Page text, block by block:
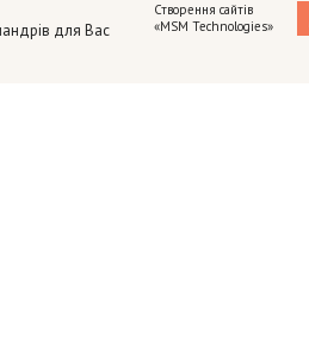
для Вас
Створення сайтів
«MSM Technologies»